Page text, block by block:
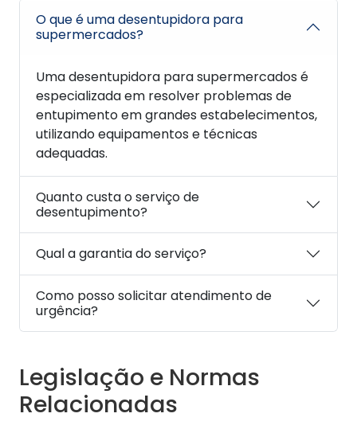
O que é uma desentupidora para
supermercados?
Uma desentupidora para supermercados é
especializada em resolver problemas de
entupimento em grandes estabelecimentos,
utilizando equipamentos e técnicas
adequadas.
Quanto custa o serviço de
desentupimento?
Qual a garantia do serviço?
Como posso solicitar atendimento de
urgência?
Legislação e Normas
Relacionadas